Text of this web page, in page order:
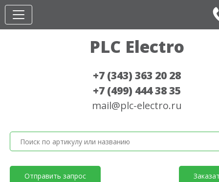
PLC Electro
+7 (343) 363 20 28
+7 (499) 444 38 35
mail@plc-electro.ru
Отправить запрос